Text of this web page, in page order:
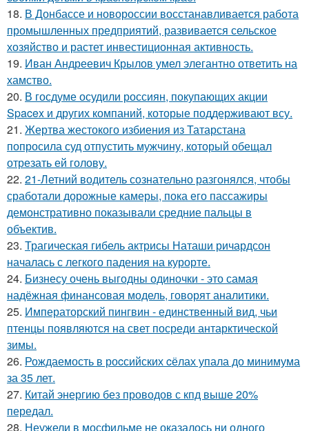
18. В Донбассе и новороссии восстанавливается работа
промышленных предприятий, развивается сельское
хозяйство и растет инвестиционная активность.
19. Иван Андреевич Крылов умел элегантно ответить на
хамство.
20. В госдуме осудили россиян, покупающих акции
Spacex и других компаний, которые поддерживают всу.
21. Жертва жестокого избиения из Татарстана
попросила суд отпустить мужчину, который обещал
отрезать ей голову.
22. 21-Летний водитель сознательно разгонялся, чтобы
сработали дорожные камеры, пока его пассажиры
демонстративно показывали средние пальцы в
объектив.
23. Трагическая гибель актрисы Наташи ричардсон
началась с легкого падения на курорте.
24. Бизнесу очень выгодны одиночки - это самая
надёжная финансовая модель, говорят аналитики.
25. Императорский пингвин - единственный вид, чьи
птенцы появляются на свет посреди антарктической
зимы.
26. Рождаемость в роcсийских cёлах упала до минимума
за 35 лет.
27. Китай энергию без проводов с кпд выше 20%
передал.
28. Неужели в мосфильме не оказалось ни одного